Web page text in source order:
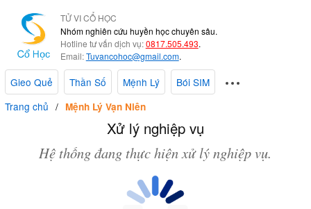
TỬ VI CỔ HỌC
Nhóm nghiên cứu huyền học chuyên sâu.
Hotline tư vấn dịch vụ:0817.505.493.
Email:Tuvancohoc@gmail.com.
Gieo Quẻ Thần Số Mệnh Lý
Bói SIM
Trang chủ
Mệnh Lý Vạn Niên
Xử lý nghiệp vụ
Hệ thống đang thực hiện xử lý nghiệp vụ.